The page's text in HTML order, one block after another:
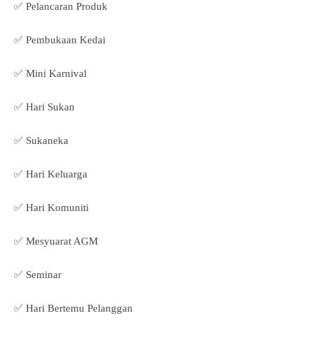
✅ Pelancaran Produk
✅ Pembukaan Kedai
✅ Mini Karnival
✅ Hari Sukan
✅ Sukaneka
✅ Hari Keluarga
✅ Hari Komuniti
✅ Mesyuarat AGM
✅ Seminar
✅ Hari Bertemu Pelanggan